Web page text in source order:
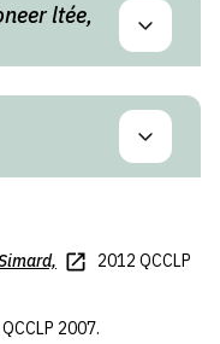
ltée,
2012 QCCLP
2007.